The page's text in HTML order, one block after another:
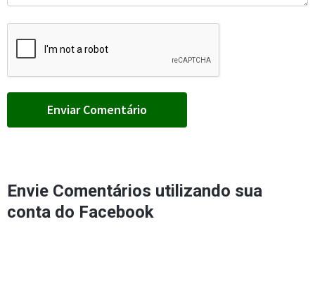
Envie Comentários utilizando sua
conta do Facebook